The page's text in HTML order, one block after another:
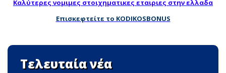
Καλύτερες νομιμες στοιχηματικες εταιριες στην ελλαδα
Επισκεφτείτε το KODIKOSBONUS
Τελευταία νέα